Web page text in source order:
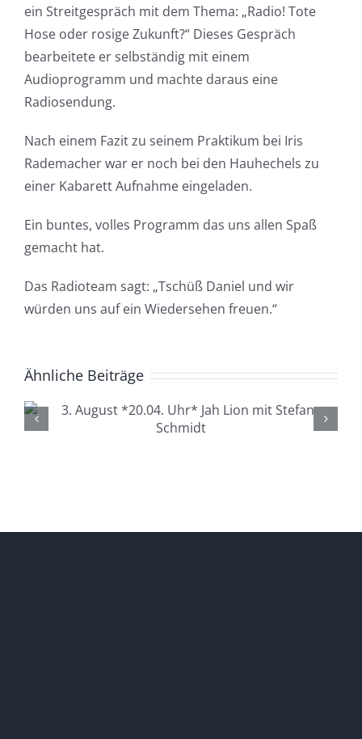
ein Streitgespräch mit dem Thema: „Radio! Tote
Hose oder rosige Zukunft?“ Dieses Gespräch
bearbeitete er selbständig mit einem
Audioprogramm und machte daraus eine
Radiosendung.
Nach einem Fazit zu seinem Praktikum bei Iris
Rademacher war er noch bei den Hauhechels zu
einer Kabarett Aufnahme eingeladen.
Ein buntes, volles Programm das uns allen Spaß
gemacht hat.
Das Radioteam sagt: „Tschüß Daniel und wir
würden uns auf ein Wiedersehen freuen.“
Ähnliche Beiträge
4. August *20.04. Uhr*
Lüdenscheid Live mit Ingo